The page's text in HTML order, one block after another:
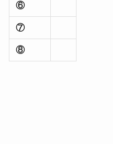
⑥
⑦
⑧